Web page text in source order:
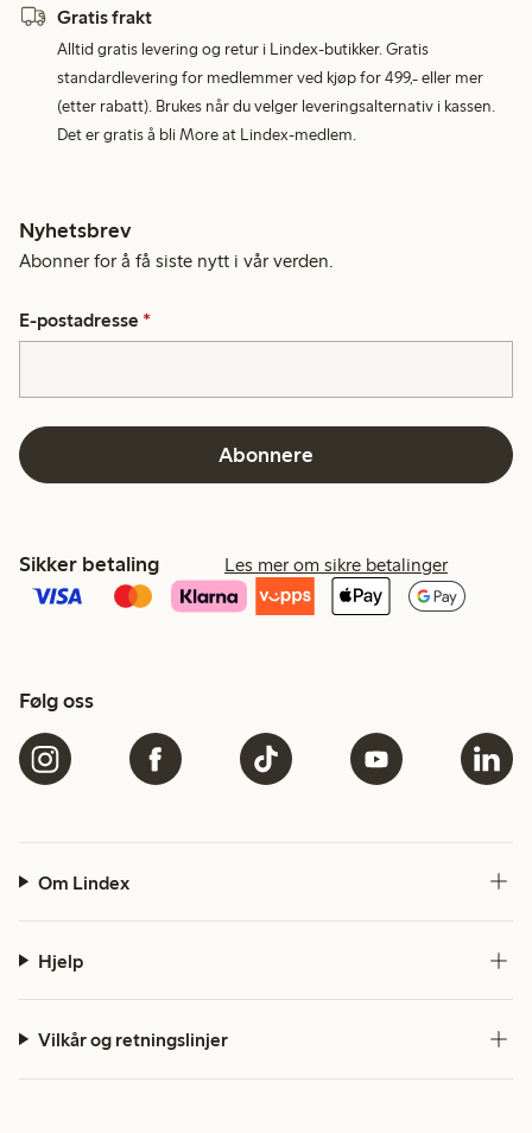
Gratis frakt
Alltid gratis levering og retur i Lindex-butikker. Gratis
standardlevering for medlemmer ved kjøp for 499,- eller mer
(etter rabatt). Brukes når du velger leveringsalternativ i kassen.
Det er gratis å bli More at Lindex-medlem.
Nyhetsbrev
Abonner for å få siste nytt i vår verden.
E-postadresse *
Abonnere
Sikker betaling Les mer om sikre betalinger
Følg oss
Om Lindex
Hjelp
Vilkår og retningslinjer